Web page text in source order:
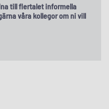
till flertalet informella
våra kollegor om ni vill